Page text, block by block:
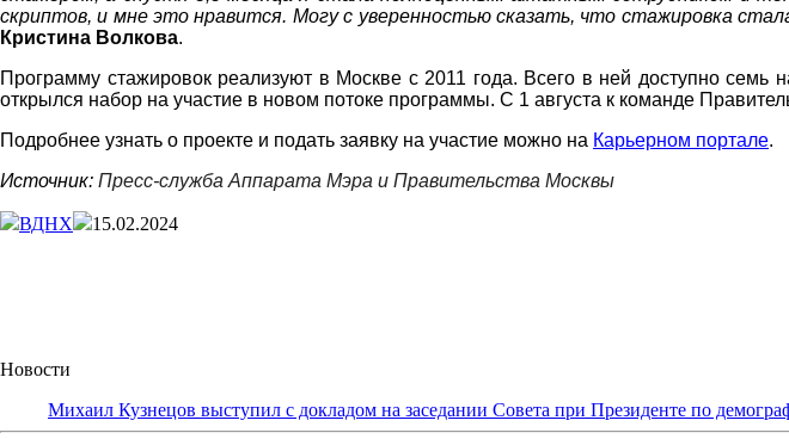
скриптов, и мне это нравится. Могу с уверенностью сказать, что стажировка
Кристина Волкова.
Программу стажировок реализуют в Москве с 2011 года. Всего в ней доступно
открылся набор на участие в новом потоке программы. С 1 августа к команде
Подробнее узнать о проекте и подать заявку на участие можно на Карьерном портале.
Источник: Пресс-служба Аппарата Мэра и Правительства Москвы
ВДНХ 15.02.2024
Новости
Михаил Кузнецов выступил с докладом на заседании Совета при Президенте по